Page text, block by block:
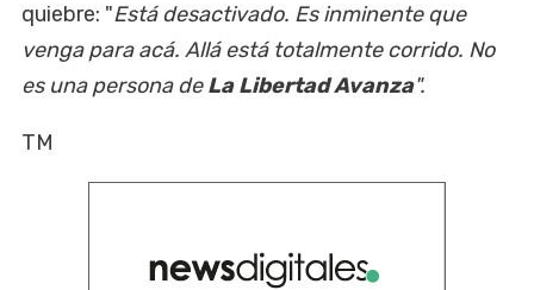
quiebre: "Está desactivado. Es inminente que
venga para acá. Allá está totalmente corrido. No
es una persona deLa Libertad Avanza".
TM